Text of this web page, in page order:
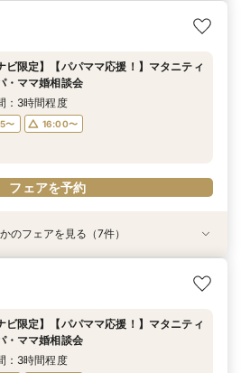
ビ限定】【パパママ応援！】マタニティ
・ママ婚相談会
〜 16:00〜
ビ限定】【挙式＋少人数会食検討の方必
ットホームパーティ
〜 16:00〜
ビ限定】【3カ月以内で叶える高コスパ
もりチャペル×選べる会場
〜 16:00〜
ビ限定】先輩花嫁大絶賛♪☆リゾート挙
国後パーティ－相談会☆
〜 16:00〜
ビ限定】衣装サロン見学付き相談会♪ブ
レスも！【衣装特典も】
〜 16:00〜
ビ限定☆【少人数◎名駅5分】ラグジュ
テルで叶う憧れの挙式体験
13:00〜
〜
ビ限定】来館で10,000円・さらにご成
円の電子マネープレゼントキャン
めて相談会【1日で完結】
：3時間程度
ビ限定】【パパママ応援！】マタニティ
・ママ婚相談会
：3時間程度
〜 16:00〜
フェアを予約
ビ限定／【必要なものだけ】ぴったり見
得プラン♪最大28万優待
〜 16:00〜
ビ限定】【挙式＋少人数会食検討の方必
ットホームパーティ
〜 16:00〜
ビ限定】【3カ月以内で叶える高コスパ
もりチャペル×選べる会場
〜 16:00〜
ビ限定】先輩花嫁大絶賛♪☆リゾート挙
国後パーティ－相談会☆
〜 16:00〜
ビ限定】衣装サロン見学付き相談会♪ブ
レスも！【衣装特典も】
〜 16:00〜
ビ限定】賢い結婚式を挙げよう☆平日挙
〜 16:00〜
ビ限定】来館で10,000円・さらにご成
円の電子マネープレゼントキャン
めて相談会【1日で完結】
：3時間程度
のフェアを見る（7件）
ビ限定】【パパママ応援！】マタニティ
・ママ婚相談会
：3時間程度